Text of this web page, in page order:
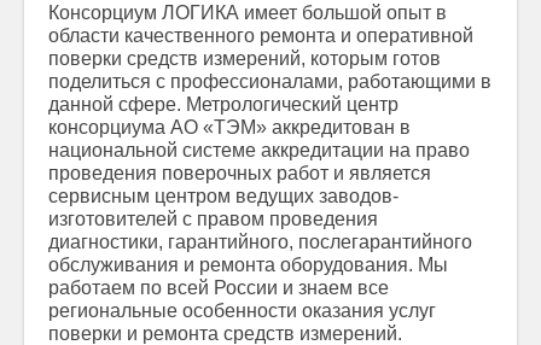
Консорциум ЛОГИКА имеет большой опыт в
области качественного ремонта и оперативной
поверки средств измерений, которым готов
поделиться с профессионалами, работающими в
данной сфере. Метрологический центр
консорциума АО «ТЭМ» аккредитован в
национальной системе аккредитации на право
проведения поверочных работ и является
сервисным центром ведущих заводов-
изготовителей с правом проведения
диагностики, гарантийного, послегарантийного
обслуживания и ремонта оборудования. Мы
работаем по всей России и знаем все
региональные особенности оказания услуг
поверки и ремонта средств измерений.